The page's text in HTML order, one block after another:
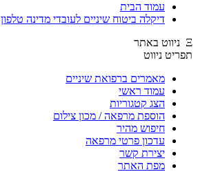
עמוד הבית
דיקלה ביטוח שיניים לעובדי מדינה טלפון
Ξ ניווט באתר
תפריט ניווט
מאמרים ברפואת שיניים
עמוד ראשי
הצג קטגוריות
הוספת מרפאה / מכון צילום
חיפוש מהיר
עדכון פרטי מרפאה
יצירת קשר
מפת האתר